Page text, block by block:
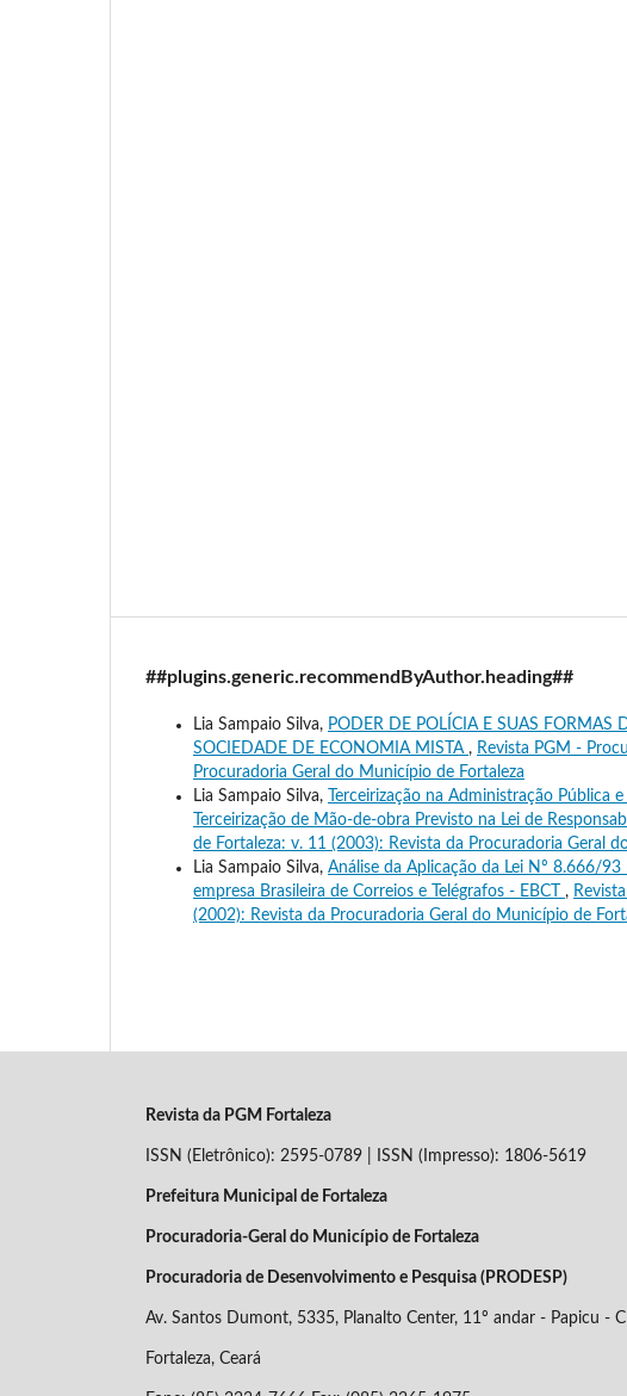
##plugins.generic.recommendByAuthor.heading##
Lia Sampaio Silva, PODER DE POLÍCIA E SUAS FORMAS
SOCIEDADE DE ECONOMIA MISTA , Revista PGM -
Procuradoria Geral do Município de Fortaleza
Lia Sampaio Silva,
Terceirização na Administração Pública
Terceirização de Mão-de-obra Previsto na Lei de
de Fortaleza: v. 11 (2003): Revista da Procuradoria Geral
Lia Sampaio Silva, Análise da Aplicação da Lei Nº 8.666/
empresa Brasileira de Correios e Telégrafos - EBCT ,
(2002): Revista da Procuradoria Geral do Município de
Revista da PGM Fortaleza
ISSN (Eletrônico): 2595-0789 | ISSN (Impresso): 1806-5619
Prefeitura Municipal de Fortaleza
Procuradoria-Geral do Município de Fortaleza
Procuradoria de Desenvolvimento e Pesquisa (PRODESP)
Av. Santos Dumont, 5335, Planalto Center, 11º andar - Papicu -
Fortaleza, Ceará